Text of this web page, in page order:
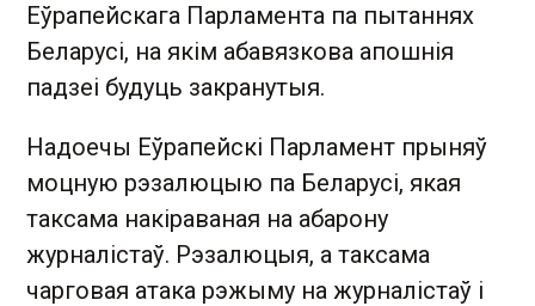
Еўрапейскага Парламента па пытаннях
Беларусі, на якім абавязкова апошнія
падзеі будуць закранутыя.
Надоечы Еўрапейскі Парламент прыняў
моцную рэзалюцыю па Беларусі, якая
таксама накіраваная на абарону
журналістаў. Рэзалюцыя, а таксама
чарговая атака рэжыму на журналістаў і